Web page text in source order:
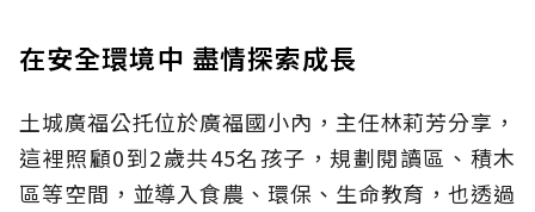
在安全環境中 盡情探索成長
土城廣福公托位於廣福國小內，主任林莉芳分享，
這裡照顧0到2歲共45名孩子，規劃閱讀區、積木
區等空間，並導入食農、環保、生命教育，也透過